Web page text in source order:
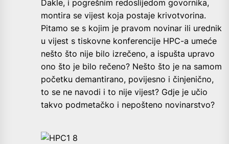
Dakle, i pogrešnim redoslijedom govornika,
montira se vijest koja postaje krivotvorina.
Pitamo se s kojim je pravom novinar ili urednik
u vijest s tiskovne konferencije HPC-a umeće
nešto što nije bilo izrečeno, a ispušta upravo
ono što je bilo rečeno? Nešto što je na samom
početku demantirano, povijesno i činjenično,
to se ne navodi i to nije vijest? Gdje je učio
takvo podmetačko i nepošteno novinarstvo?